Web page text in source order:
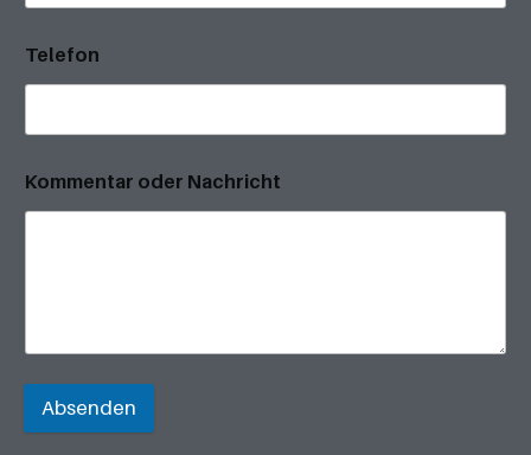
Telefon
Kommentar oder Nachricht
Absenden